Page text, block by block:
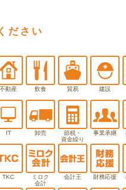
ださい
不動産 飲食 貿易 建設
IT 卸売
節税・
資金繰り
事業承継
TKC
ミロク
会計
会計王 財務応援